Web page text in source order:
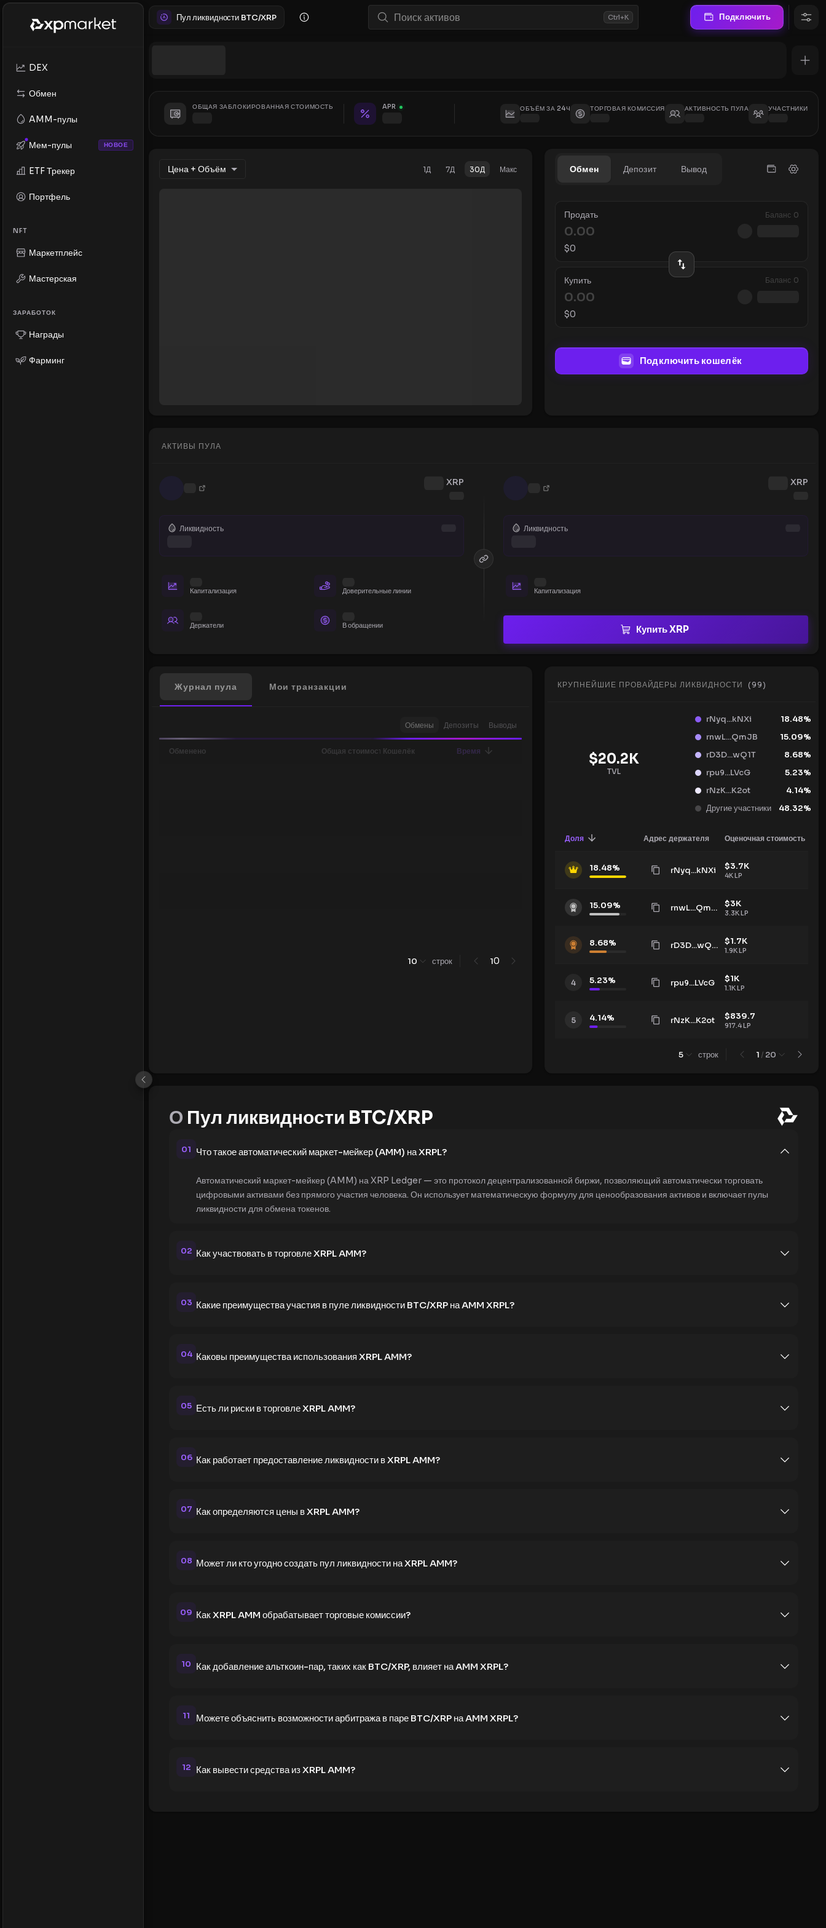
DEX
Обмен
AMM-пулы
Мем-пулы НОВОЕ
ETF Трекер
Портфель
NFT
Маркетплейс
Мастерская
ЗАРАБОТОК
Награды
Фарминг
Пул ликвидности BTC/XRP Ctrl+K Подключить
ОБЩАЯ ЗАБЛОКИРОВАННАЯ СТОИМОСТЬ APR ОБЪЁМ ЗА 24Ч ТОРГОВАЯ КОМИССИЯ АКТИВНОСТЬ ПУЛА УЧАСТНИКИ
Цена + Объём 1Д 7Д 30Д Макс Обмен Депозит Вывод
Продать Баланс 0
$0
Купить Баланс 0
$0
Подключить кошелёк
АКТИВЫ ПУЛА
XRP
Ликвидность
Капитализация Доверительные линии
Держатели В обращении
XRP
Ликвидность
Капитализация
Купить XRP
Журнал пула Мои транзакции
Обмены Депозиты Выводы
Обменено Общая стоимостьКошелёк Время
10 строк 10
КРУПНЕЙШИЕ ПРОВАЙДЕРЫ ЛИКВИДНОСТИ ( 99)
$20.2K
TVL
rNyq...kNXi 18.48%
rnwL...QmJB
15.09%
rD3D...wQ1T
8.68%
rpu9...LVcG
5.23%
rNzK...K2ot
4.14%
Другие участники
48.32%
Доля Адрес держателя Оценочная стоимость
18.48% rNyq...kNXi $3.7K
4KLP
15.09% rnwL...QmJB $3K
3.3KLP
8.68% rD3D...wQ1T $1.7K
1.9KLP
4 5.23% rpu9...LVcG $1K
1.1KLP
5 4.14% rNzK...K2ot $839.7
917.4LP
5 строк 1 / 20
О Пул ликвидности BTC/XRP
01 Что такое автоматический маркет-мейкер (AMM) на XRPL?
Автоматический маркет-мейкер (AMM) на XRP Ledger — это протокол децентрализованной биржи, позволяющий автоматически торговать
цифровыми активами без прямого участия человека. Он использует математическую формулу для ценообразования активов и включает пулы
ликвидности для обмена токенов.
02 Как участвовать в торговле XRPL AMM?
03 Какие преимущества участия в пуле ликвидности BTC/XRP на AMM XRPL?
04 Каковы преимущества использования XRPL AMM?
05 Есть ли риски в торговле XRPL AMM?
06 Как работает предоставление ликвидности в XRPL AMM?
07 Как определяются цены в XRPL AMM?
08 Может ли кто угодно создать пул ликвидности на XRPL AMM?
09 Как XRPL AMM обрабатывает торговые комиссии?
10 Как добавление альткоин-пар, таких как BTC/XRP, влияет на AMM XRPL?
11 Можете объяснить возможности арбитража в паре BTC/XRP на AMM XRPL?
12 Как вывести средства из XRPL AMM?